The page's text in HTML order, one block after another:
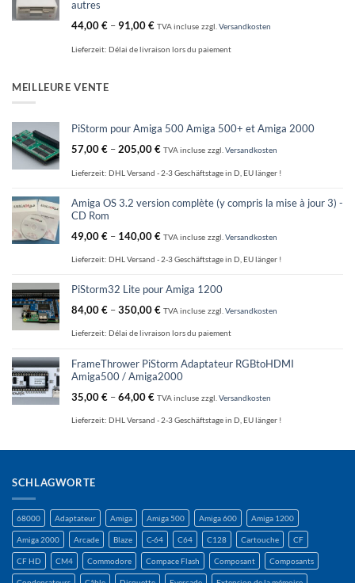
autres
44,00€ –91,00€ TVA incluse zzgl.Versandkosten
Lieferzeit: Délai de livraison lors du paiement
MEILLEURE VENTE
PiStorm pour Amiga 500 Amiga 500+ et Amiga 2000
57,00€ –205,00€ TVA incluse zzgl. Versandkosten
Lieferzeit: DHL Versand - 2-3 Geschäftstage in D, EU länger !
Amiga OS 3.2 version complète (y compris la mise à jour 3) -
CD Rom
49,00€ – 140,00€ TVA incluse zzgl. Versandkosten
Lieferzeit: DHL Versand - 2-3 Geschäftstage in D, EU länger !
PiStorm32 Lite pour Amiga 1200
84,00€ –350,00€ TVA incluse zzgl. Versandkosten
Lieferzeit: Délai de livraison lors du paiement
FrameThrower PiStorm Adaptateur RGBtoHDMI
Amiga500 / Amiga2000
35,00€ –64,00€ TVA incluse zzgl. Versandkosten
Lieferzeit: DHL Versand - 2-3 Geschäftstage in D, EU länger !
SCHLAGWORTE
68000 Adaptateur Amiga Amiga 500 Amiga 600 Amiga 1200
Amiga 2000 Arcade Blaze C-64 C64 C128 Cartouche CF
CF HD CM4 Commodore Compace Flash Composant Composants